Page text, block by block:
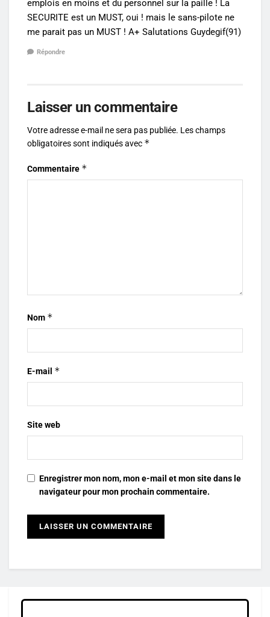
emplois en moins et du personnel sur la paille ! La
SECURITE est un MUST, oui ! mais le sans-pilote ne
me parait pas un MUST ! A+ Salutations Guydegif(91)
Répondre
Laisser un commentaire
Votre adresse e-mail ne sera pas publiée. Les champs
obligatoires sont indiqués avec *
Commentaire *
Nom *
E-mail *
Site web
Enregistrer mon nom, mon e-mail et mon site dans le
navigateur pour mon prochain commentaire.